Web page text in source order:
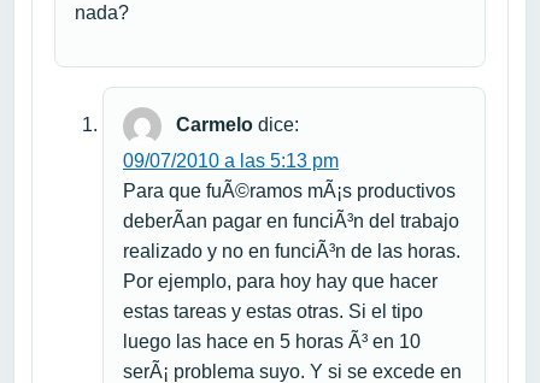
nada?
Carmelo dice:
09/07/2010 a las 5:13 pm
Para que fuÃ©ramos mÃ¡s productivos
deberÃ­an pagar en funciÃ³n del trabajo
realizado y no en funciÃ³n de las horas.
Por ejemplo, para hoy hay que hacer
estas tareas y estas otras. Si el tipo
luego las hace en 5 horas Ã³ en 10
serÃ¡ problema suyo. Y si se excede en